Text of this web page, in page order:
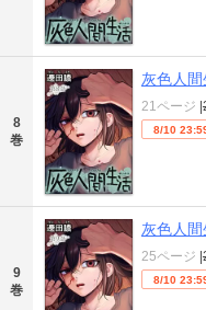
8
巻
灰色人間
21ページ
8/10
9
巻
灰色人間
25ページ
8/10